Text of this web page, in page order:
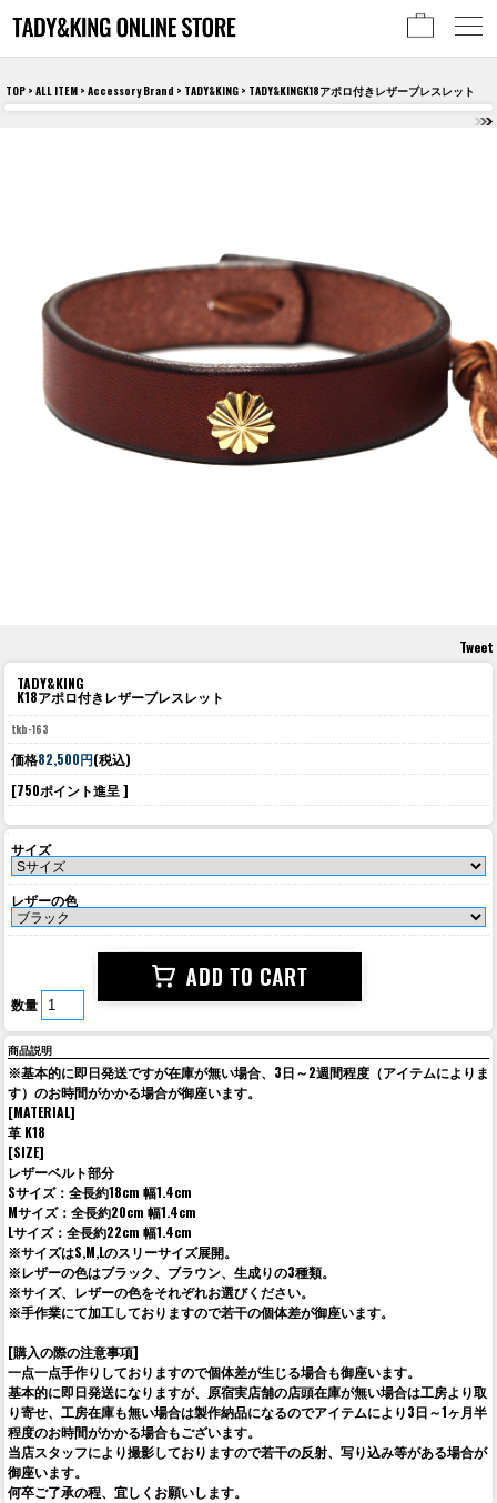
TOP > ALL ITEM > Accessory Brand > TADY&KING > TADY&KINGK18アポロ付きレザーブレスレット
Tweet
TADY&KING
K18アポロ付きレザーブレスレット
tkb-163
価格82,500円(税込)
[750ポイント進呈 ]
サイズ
レザーの色
数量
商品説明
※基本的に即日発送ですが在庫が無い場合、3日～2週間程度（アイテムによりま
す）のお時間がかかる場合が御座います。
[MATERIAL]
革 K18
[SIZE]
レザーベルト部分
Sサイズ：全長約18cm 幅1.4cm
Mサイズ：全長約20cm 幅1.4cm
Lサイズ：全長約22cm 幅1.4cm
※サイズはS,M,Lのスリーサイズ展開。
※レザーの色はブラック、ブラウン、生成りの3種類。
※サイズ、レザーの色をそれぞれお選びください。
※手作業にて加工しておりますので若干の個体差が御座います。
[購入の際の注意事項]
一点一点手作りしておりますので個体差が生じる場合も御座います。
基本的に即日発送になりますが、原宿実店舗の店頭在庫が無い場合は工房より取
り寄せ、工房在庫も無い場合は製作納品になるのでアイテムにより3日～1ヶ月半
程度のお時間がかかる場合もございます。
当店スタッフにより撮影しておりますので若干の反射、写り込み等がある場合が
御座います。
何卒ご了承の程、宜しくお願いします。